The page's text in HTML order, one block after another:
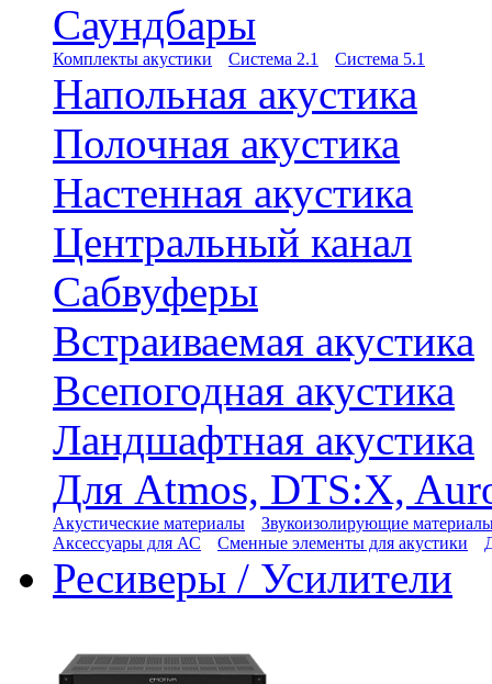
Саундбары
Комплекты акустики Система 2.1 Система 5.1
Напольная акустика
Полочная акустика
Настенная акустика
Центральный канал
Сабвуферы
Встраиваемая акустика
Всепогодная акустика
Ландшафтная акустика
Для Atmos, DTS:X,
Акустические материалы
Звукоизолирующие
Аксессуары для АС
Сменные элементы для акустики
Ресиверы / Усилители